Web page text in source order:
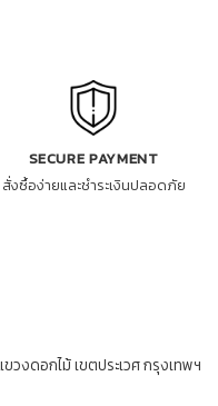
SECURE PAYMENT
สั่งซื้อง่ายและชำระเงินปลอดภัย
งดอกไม้ เขตประเวศ กรุงเทพฯ